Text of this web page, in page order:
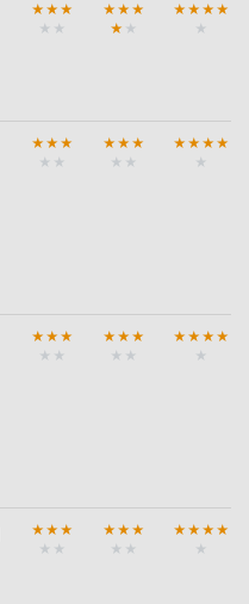
★ ★ ★
★ ★
★ ★ ★
★ ★
★ ★ ★ ★
★
★ ★ ★
★ ★
★ ★ ★
★ ★
★ ★ ★ ★
★
★ ★ ★
★ ★
★ ★ ★
★ ★
★ ★ ★ ★
★
★ ★ ★
★ ★
★ ★ ★
★ ★
★ ★ ★ ★
★